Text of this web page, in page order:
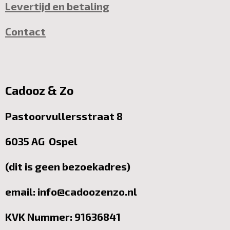
Levertijd en betaling
Contact
Cadooz & Zo
Pastoorvullersstraat 8
6035 AG Ospel
(dit is geen bezoekadres)
email: info@cadoozenzo.nl
KVK Nummer: 91636841